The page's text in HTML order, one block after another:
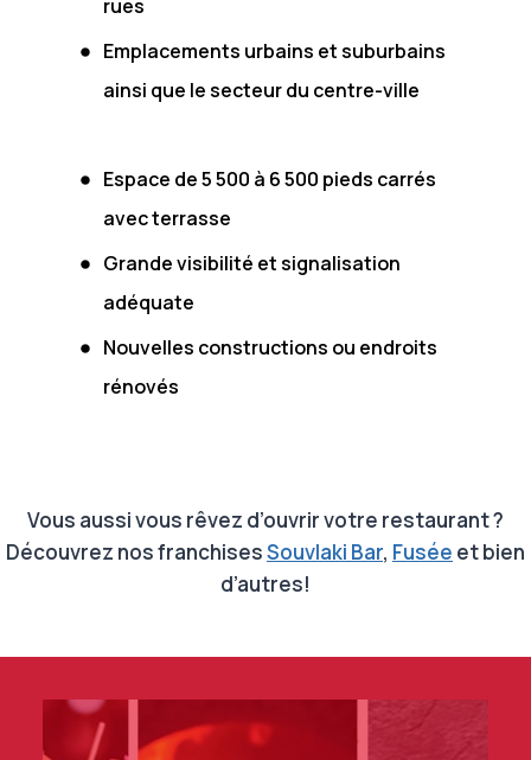
rues
Emplacements urbains et suburbains
ainsi que le secteur du centre-ville
Espace de 5 500 à 6 500 pieds carrés
avec terrasse
Grande visibilité et signalisation
adéquate
Nouvelles constructions ou endroits
rénovés
Vous aussi vous rêvez d’ouvrir votre restaurant ?
Découvrez nos franchisesSouvlaki Bar, Fusée et bien
d’autres!